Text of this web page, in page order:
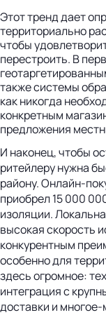
Этот тренд дает
территориально
чтобы
перестроить. В
также системы
как никогда
конкретным
предложения
И наконец, чтобы
ритейлеру нужна
району. Онлайн-
приобрел 15 000
изоляции.
высокая скорость
конкурентным
особенно для
здесь огромное:
интеграция с
доставки и многое-